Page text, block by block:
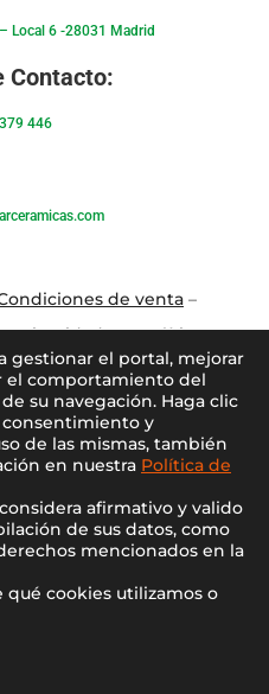
Local 6 -28031 Madrid
Contacto:
446
de venta–
privacidad –Política
–Mi Cuenta
Cerámicas
gestionar el portal, mejorar
el comportamiento del
su navegación. Haga clic
consentimiento y
de las mismas, también
en nuestra Política de
afirmativo y valido
de sus datos, como
mencionados en la
qué cookies utilizamos o